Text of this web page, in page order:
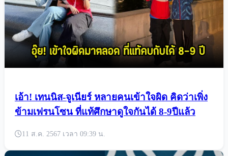
เอ้า! เทนนิส-จูเนียร์ หลายคนเข้าใจผิด คิดว่าเพิ่ง
ข้ามเฟรนโซน ที่แท้ศึกษาดูใจกันได้ 8-9ปีแล้ว
11 ส.ค. 2567 เวลา 09:39 น.